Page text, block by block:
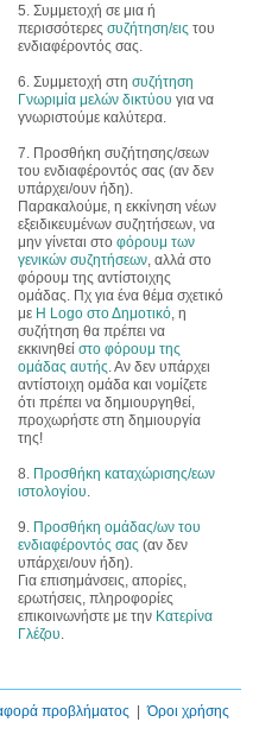
5. Συμμετοχή σε μια ή
περισσότερες συζήτηση/εις του
ενδιαφέροντός σας.
6. Συμμετοχή στη συζήτηση
Γνωριμία μελών δικτύου για να
γνωριστούμε καλύτερα.
7. Προσθήκη συζήτησης/σεων
του ενδιαφέροντός σας (αν δεν
υπάρχει/ουν ήδη).
Παρακαλούμε, η εκκίνηση νέων
εξειδικευμένων συζητήσεων, να
μην γίνεται στο φόρουμ των
γενικών συζητήσεων, αλλά στο
φόρουμ της αντίστοιχης
ομάδας. Πχ για ένα θέμα σχετικό
με Η Logo στο Δημοτικό, η
συζήτηση θα πρέπει να
εκκινηθεί στο φόρουμ της
ομάδας αυτής. Αν δεν υπάρχει
αντίστοιχη ομάδα και νομίζετε
ότι πρέπει να δημιουργηθεί,
προχωρήστε στη δημιουργία
της!
8. Προσθήκη καταχώρισης/εων
ιστολογίου.
9. Προσθήκη ομάδας/ων του
ενδιαφέροντός σας (αν δεν
υπάρχει/ουν ήδη).
Για επισημάνσεις, απορίες,
ερωτήσεις, πληροφορίες
επικοινωνήστε με την Κατερίνα
Γλέζου.
προβλήματος |Όροι χρήσης